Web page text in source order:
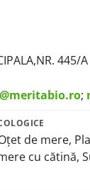
445/A
;
de mere,
cu cătină,